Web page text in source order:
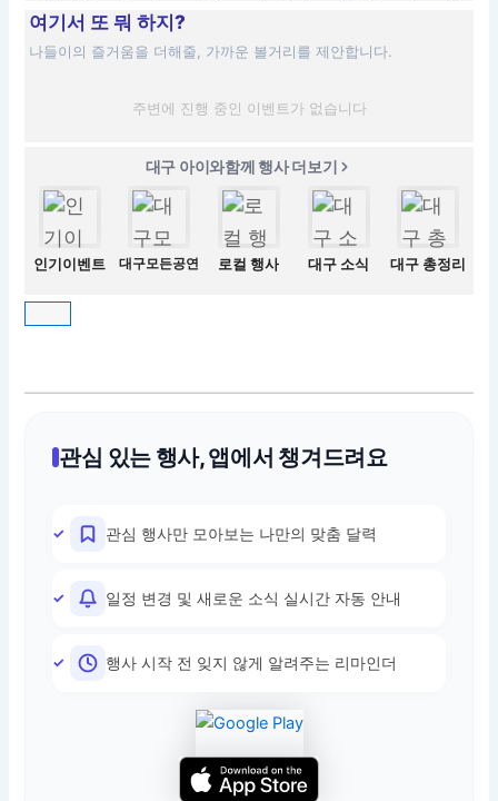
여기서 또 뭐 하지?
나들이의 즐거움을 더해줄, 가까운 볼거리를 제안합니다.
주변에 진행 중인 이벤트가 없습니다
대구 아이와함께 행사 더보기
인기이벤트 대구모든공연 로컬 행사 대구 소식 대구 총정리
관심 있는 행사, 앱에서 챙겨드려요
관심 행사만 모아보는 나만의 맞춤 달력
일정 변경 및 새로운 소식 실시간 자동 안내
행사 시작 전 잊지 않게 알려주는 리마인더